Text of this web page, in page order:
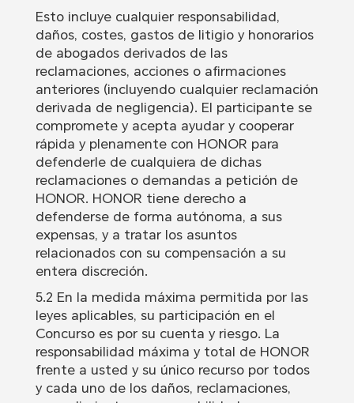
Esto incluye cualquier responsabilidad,
daños, costes, gastos de litigio y honorarios
de abogados derivados de las
reclamaciones, acciones o afirmaciones
anteriores (incluyendo cualquier reclamación
derivada de negligencia). El participante se
compromete y acepta ayudar y cooperar
rápida y plenamente con HONOR para
defenderle de cualquiera de dichas
reclamaciones o demandas a petición de
HONOR. HONOR tiene derecho a
defenderse de forma autónoma, a sus
expensas, y a tratar los asuntos
relacionados con su compensación a su
entera discreción.
5.2 En la medida máxima permitida por las
leyes aplicables, su participación en el
Concurso es por su cuenta y riesgo. La
responsabilidad máxima y total de HONOR
frente a usted y su único recurso por todos
y cada uno de los daños, reclamaciones,